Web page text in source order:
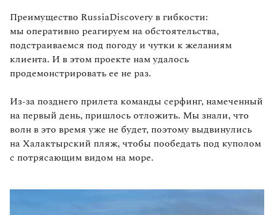
Преимущество RussiaDiscovery в гибкости:
мы оперативно реагируем на обстоятельства,
подстраиваемся под погоду и чутки к желаниям
клиента. И в этом проекте нам удалось
продемонстрировать ее не раз.
Из‑за позднего прилета команды серфинг, намеченный
на первый день, пришлось отложить. Мы знали, что
волн в это время уже не будет, поэтому выдвинулись
на Халактырский пляж, чтобы пообедать под куполом
с потрясающим видом на море.